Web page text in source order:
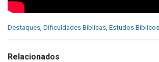
C
e
Destaques, Dificuldades Bíblicas, Estudos Bíblicos
Relacionados